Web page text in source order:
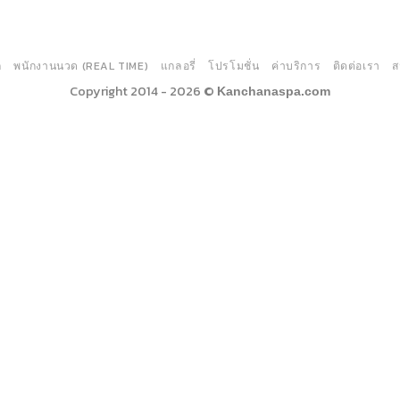
พนักงานนวด (REAL TIME) แกลอรี่ โปรโมชั่น ค่าบริการ ติดต่อเรา
Copyright 2014 - 2026 © Kanchanaspa.com